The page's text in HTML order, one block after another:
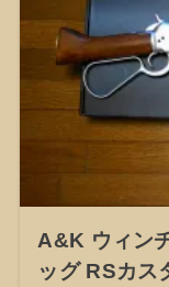
A&K ウィン
ッグ RSカス